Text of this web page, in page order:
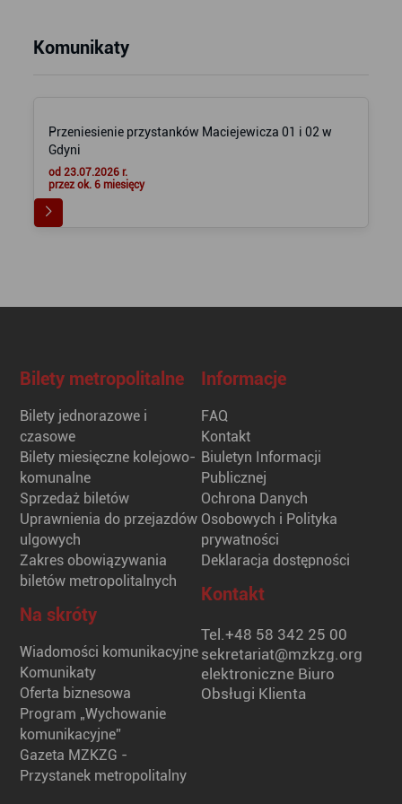
Komunikaty
Przeniesienie przystanków Maciejewicza 01 i 02 w
Gdyni
od 23.07.2026 r.
przez ok. 6 miesięcy
Bilety metropolitalne
Bilety jednorazowe i
czasowe
Bilety miesięczne kolejowo-
komunalne
Sprzedaż biletów
Uprawnienia do przejazdów
ulgowych
Zakres obowiązywania
biletów metropolitalnych
Na skróty
Wiadomości komunikacyjne
Komunikaty
Oferta biznesowa
Program „Wychowanie
komunikacyjne”
Gazeta MZKZG -
Przystanek metropolitalny
Informacje
FAQ
Kontakt
Biuletyn Informacji
Publicznej
Ochrona Danych
Osobowych i Polityka
prywatności
Deklaracja dostępności
Kontakt
Tel.+48 58 342 25 00
sekretariat@mzkzg.org
elektroniczne Biuro
Obsługi Klienta